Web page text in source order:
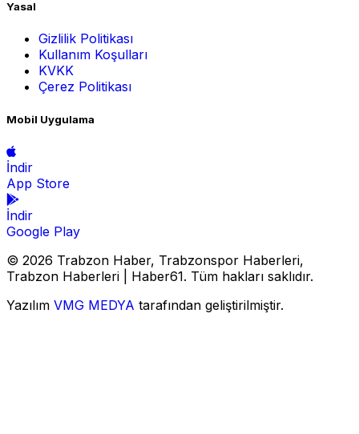
Yasal
Gizlilik Politikası
Kullanım Koşulları
KVKK
Çerez Politikası
Mobil Uygulama
İndir
App Store
İndir
Google Play
© 2026 Trabzon Haber, Trabzonspor Haberleri,
Trabzon Haberleri | Haber61. Tüm hakları saklıdır.
Yazılım VMG MEDYA tarafından geliştirilmiştir.